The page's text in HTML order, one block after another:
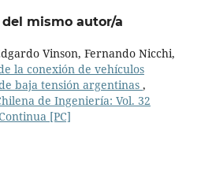
mismo autor/a
Vinson, Fernando Nicchi,
la conexión de vehículos
baja tensión argentinas ,
de Ingeniería: Vol. 32
[PC]